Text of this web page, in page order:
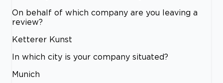
On behalf of which company are you leaving a
review?
Ketterer Kunst
In which city is your company situated?
Munich